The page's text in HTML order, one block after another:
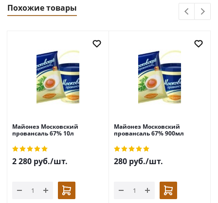
Похожие товары
Майонез Московский
провансаль 67% 10л
2 280 руб./шт.
Майонез Московский
провансаль 67% 900мл
280 руб./шт.